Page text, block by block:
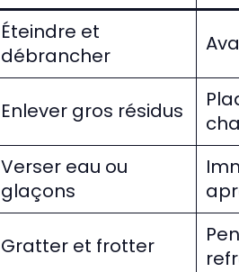
Éteindre et
débrancher
Enlever gros résidus
Verser eau ou
glaçons
Gratter et frotter